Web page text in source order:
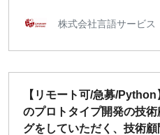
株式会社言語サービス
【リモート可/急募/
のプロトタイプ開発の技
グをしていただく、技術顧